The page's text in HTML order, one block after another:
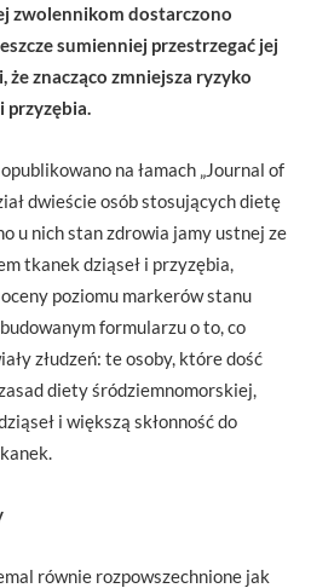
zwolennikom dostarczono
sumienniej przestrzegać jej
że znacząco zmniejsza ryzyko
przyzębia.
na łamach „Journal of
dwieście osób stosujących dietę
u nich stan zdrowia jamy ustnej ze
tkanek dziąseł i przyzębia,
poziomu markerów stanu
formularzu o to, co
złudzeń: te osoby, które dość
diety śródziemnomorskiej,
i większą skłonność do
równie rozpowszechnione jak